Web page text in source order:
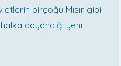
birçoğu Mısır gibi
dayandığı yeni